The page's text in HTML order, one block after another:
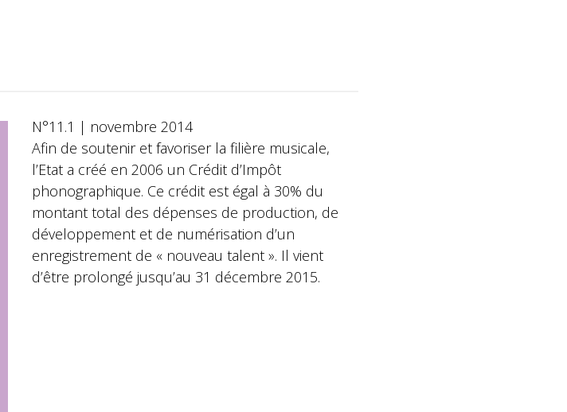
N°11.1 | novembre 2014
Afin de soutenir et favoriser la filière musicale,
l’Etat a créé en 2006 un Crédit d’Impôt
phonographique. Ce crédit est égal à 30% du
montant total des dépenses de production, de
développement et de numérisation d’un
enregistrement de « nouveau talent ». Il vient
d’être prolongé jusqu’au 31 décembre 2015.